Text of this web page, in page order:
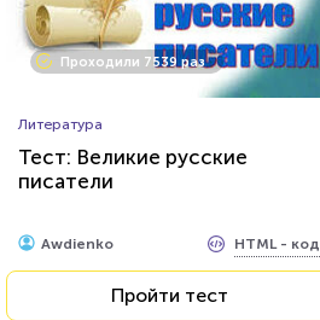
Проходили 7539 раз
Литература
Тест: Великие русские
писатели
Awdienko HTML - код
Пройти тест